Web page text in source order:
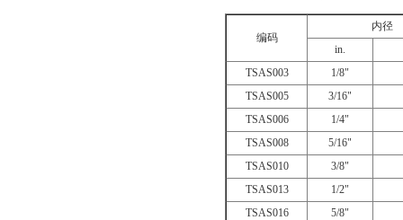
编码
内径
in.
TSAS003
1/8"
TSAS005
3/16"
TSAS006
1/4"
TSAS008
5/16"
TSAS010
3/8"
TSAS013
1/2"
TSAS016
5/8"